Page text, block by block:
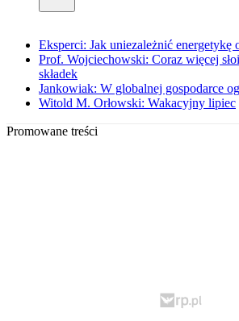
Eksperci: Jak uniezależnić energetykę
Prof. Wojciechowski: Coraz więcej
składek
Jankowiak: W globalnej gospodarce
Witold M. Orłowski: Wakacyjny lipiec
Promowane treści